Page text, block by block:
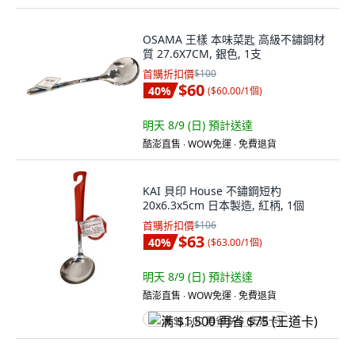
OSAMA 王樣 本味菜匙 高級不鏽鋼材
質 27.6X7CM, 銀色, 1支
首購折扣價$100
40% $60 ($60.00/1個)
明天 8/9 (日) 預計送達
酷澎直售 ∙ WOW免運 ∙ 免費退貨
KAI 貝印 House 不鏽鋼短杓
20x6.3x5cm 日本製造, 紅柄, 1個
首購折扣價$106
40% $63 ($63.00/1個)
明天 8/9 (日) 預計送達
酷澎直售 ∙ WOW免運 ∙ 免費退貨
满 $1,500 再省 $75 (王道卡)